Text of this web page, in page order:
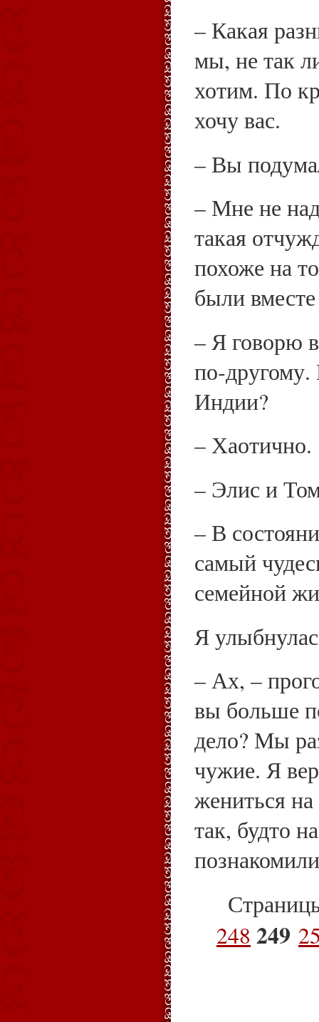
– Какая
мы, не так
хотим. По
хочу вас.
– Вы
– Мне не
такая
похоже на
были
– Я говорю
Индии?
– Хаотично.
– Элис и
– В
самый
семейной
Я
– Ах, –
вы больше
дело? Мы
чужие. Я
жениться на
так, будто
248 249